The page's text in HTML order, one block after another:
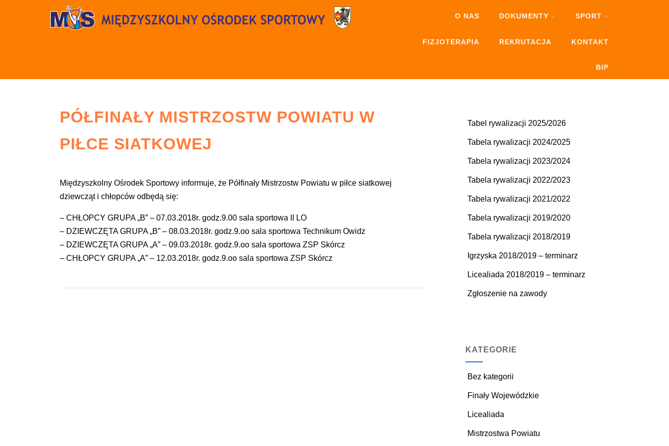
O NAS DOKUMENTY SPORT
FIZJOTERAPIA REKRUTACJA KONTAKT
BIP
PÓŁFINAŁY MISTRZOSTW POWIATU W
PIŁCE SIATKOWEJ
Międzyszkolny Ośrodek Sportowy informuje, że Półfinały Mistrzostw Powiatu w piłce siatkowej
dziewcząt i chłopców odbędą się:
– CHŁOPCY GRUPA „B” – 07.03.2018r. godz.9.00 sala sportowa II LO
– DZIEWCZĘTA GRUPA „B” – 08.03.2018r. godz.9.oo sala sportowa Technikum Owidz
– DZIEWCZĘTA GRUPA „A” – 09.03.2018r. godz.9.oo sala sportowa ZSP Skórcz
– CHŁOPCY GRUPA „A” – 12.03.2018r. godz.9.oo sala sportowa ZSP Skórcz
Tabel rywalizacji 2025/2026
Tabela rywalizacji 2024/2025
Tabela rywalizacji 2023/2024
Tabela rywalizacji 2022/2023
Tabela rywalizacji 2021/2022
Tabela rywalizacji 2019/2020
Tabela rywalizacji 2018/2019
Igrzyska 2018/2019 – terminarz
Licealiada 2018/2019 – terminarz
Zgłoszenie na zawody
KATEGORIE
Bez kategorii
Finały Wojewódzkie
Licealiada
Mistrzostwa Powiatu